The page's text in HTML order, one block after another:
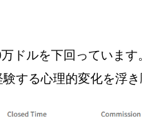
ドルを下回っていま
する心理的変化を浮き